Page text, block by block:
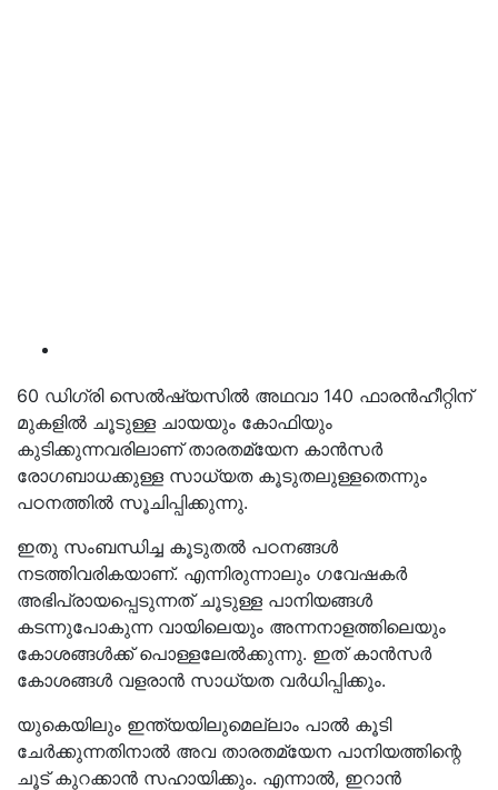
60 ഡിഗ്രി സെൽഷ്യസിൽ അഥവാ 140 ഫാരൻഹീറ്റിന്
മുകളിൽ ചൂടുള്ള ചായയും കോഫിയും
കുടിക്കുന്നവരിലാണ് താരതമ്യേന കാൻസർ
രോഗബാധക്കുള്ള സാധ്യത കൂടുതലുള്ളതെന്നും
പഠനത്തിൽ സൂചിപ്പിക്കുന്നു.
ഇതു സംബന്ധിച്ച കൂടുതൽ പഠനങ്ങൾ
നടത്തിവരികയാണ്. എന്നിരുന്നാലും ഗവേഷകർ
അഭിപ്രായപ്പെടുന്നത് ചൂടുള്ള പാനിയങ്ങൾ
കടന്നുപോകുന്ന വായിലെയും അന്നനാളത്തിലെയും
കോശങ്ങൾക്ക് പൊള്ളലേൽക്കുന്നു. ഇത് കാൻസർ
കോശങ്ങൾ വളരാൻ സാധ്യത വർധിപ്പിക്കും.
യുകെയിലും ഇന്ത്യയിലുമെല്ലാം പാൽ കൂടി
ചേർക്കുന്നതിനാൽ അവ താരതമ്യേന പാനിയത്തിന്റെ
ചൂട് കുറക്കാൻ സഹായിക്കും. എന്നാൽ, ഇറാൻ